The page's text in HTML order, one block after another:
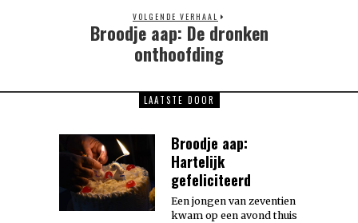
VOLGENDE VERHAAL
Next
post:
Broodje aap: De dronken
onthoofding
LAATSTE DOOR
Broodje aap:
Hartelijk
gefeliciteerd
Een jongen van zeventien
kwam op een avond thuis